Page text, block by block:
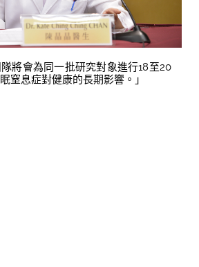
將會為同一批研究對象進行18至20
窒息症對健康的長期影響。」